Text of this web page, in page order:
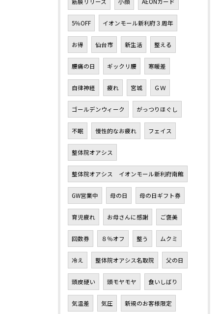
5％OFF イオンモール新利府３周年
お得 仙台市 新生活 整える
腰痛の日 ギックリ腰 寒暖差
自律神経 疲れ 宮城 ＧＷ
ゴールデンウィーク がっつりほぐし
不眠 慢性的なお疲れ フェイス
整体院オアシス
整体院オアシス イオンモール新利府南館
GW営業中 母の日 母の日ギフト券
育児疲れ お母さんに感謝 ご褒美
回数券 ８％オフ 整う ムクミ
冷え 整体院オアシス名取院 父の日
頭皮硬い 頭モヤモヤ 食いしばり
気温差 気圧 新規のお客様限定